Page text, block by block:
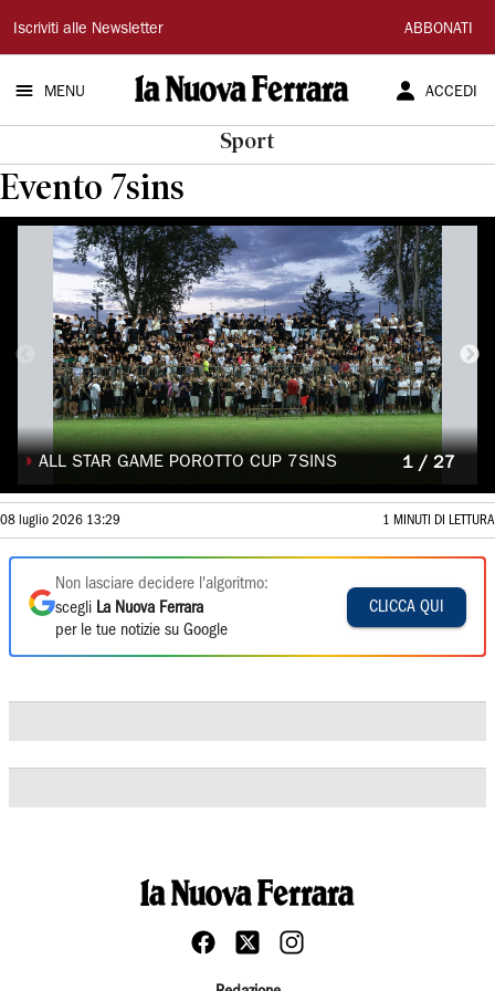
La
Nuova
Ferrara
Iscriviti alle Newsletter ABBONATI
MENU ACCEDI
Sport
Evento 7sins
◗ ALL STAR GAME POROTTO CUP 7SINS 1 / 27
08 luglio 2026 13:29 1 MINUTI DI LETTURA
Non lasciare decidere l'algoritmo:
scegli La Nuova Ferrara
per le tue notizie su Google
CLICCA QUI